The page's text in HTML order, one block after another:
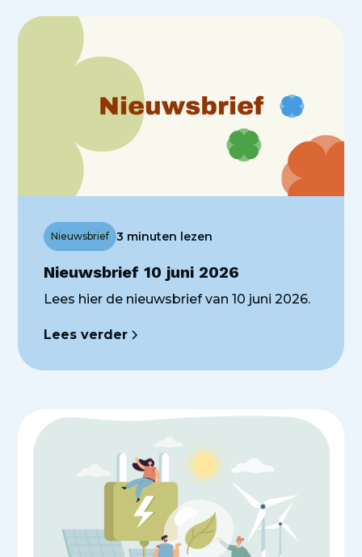
Nieuwsbrief 10 juni 2026
Nieuwsbrief 3 minuten lezen
Lees hier de nieuwsbrief van 10 juni 2026.
Lees verder